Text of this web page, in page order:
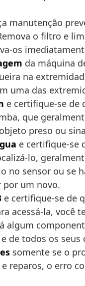
manutenção
o filtro e
os
da máquina
na
uma das
e certifique-se de
que
preso ou
e certifique-se
lo,
no sensor ou se
por um novo.
e certifique-se de
acessá-la,
algum
de todos os
somente se o
reparos, o erro